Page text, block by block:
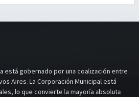
está gobernado por una coalización entre
Aires. La Corporación Municipal está
lo que convierte la mayoría absoluta